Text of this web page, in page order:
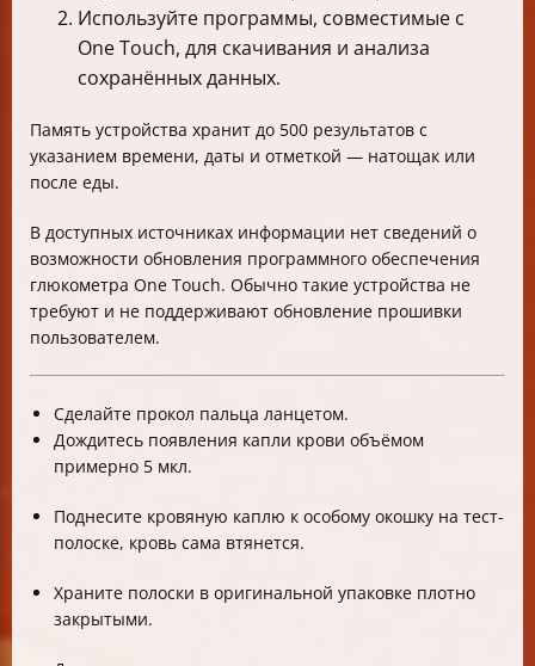
Используйте программы, совместимые с
One Touch, для скачивания и анализа
сохранённых данных.
Память устройства хранит до 500 результатов с
указанием времени, даты и отметкой — натощак или
после еды.
В доступных источниках информации нет сведений о
возможности обновления программного обеспечения
глюкометра One Touch. Обычно такие устройства не
требуют и не поддерживают обновление прошивки
пользователем.
Сделайте прокол пальца ланцетом.
Дождитесь появления капли крови объёмом
примерно 5 мкл.
Поднесите кровяную каплю к особому окошку на тест-
полоске, кровь сама втянется.
Храните полоски в оригинальной упаковке плотно
закрытыми.